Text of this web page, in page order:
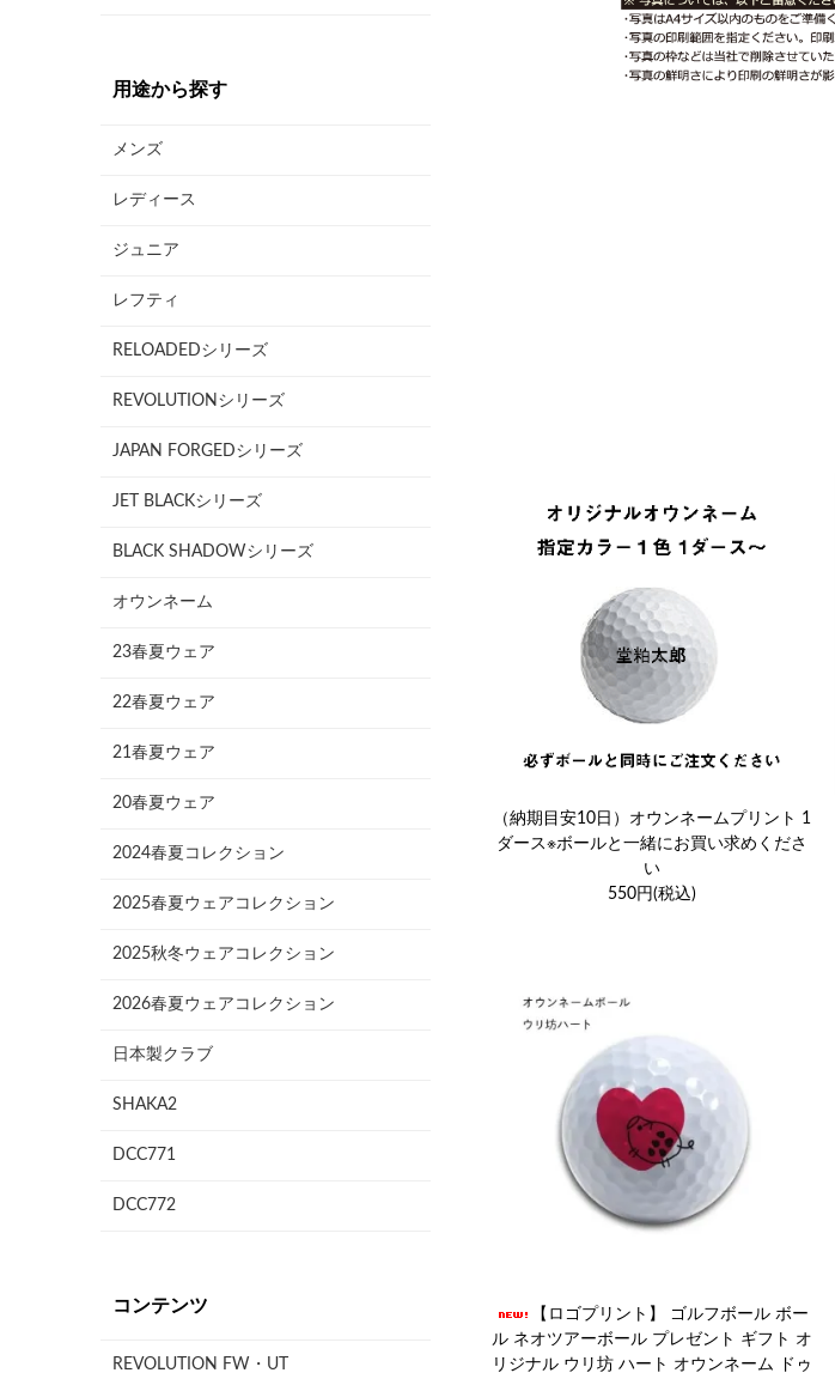
（納期目安10日）オウンネームプリント 1
ダース※ボールと一緒にお買い求めくださ
い
550円(税込)
【ロゴプリント】 ゴルフボール ボー
ル ネオツアーボール プレゼント ギフト オ
リジナル ウリ坊 ハート オウンネーム ドゥ
用途から探す
メンズ
レディース
ジュニア
レフティ
RELOADEDシリーズ
REVOLUTIONシリーズ
JAPAN FORGEDシリーズ
JET BLACKシリーズ
BLACK SHADOWシリーズ
オウンネーム
23春夏ウェア
22春夏ウェア
21春夏ウェア
20春夏ウェア
2024春夏コレクション
2025春夏ウェアコレクション
2025秋冬ウェアコレクション
2026春夏ウェアコレクション
日本製クラブ
SHAKA2
DCC771
DCC772
コンテンツ
REVOLUTION FW・UT